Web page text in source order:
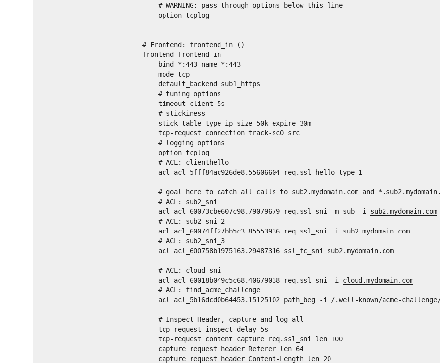
# WARNING: pass through options below this line
option tcplog
# Frontend: frontend_in ()
frontend frontend_in
bind *:443 name *:443
mode tcp
default_backend sub1_https
# tuning options
timeout client 5s
# stickiness
stick-table type ip size 50k expire 30m
tcp-request connection track-sc0 src
# logging options
option tcplog
# ACL: clienthello
acl acl_5fff84ac926de8.55606604 req.ssl_hello_type 1
# goal here to catch all calls to sub2.mydomain.com and
# ACL: sub2_sni
acl acl_60073cbe607c98.79079679 req.ssl_sni -m sub -i sub2.mydomain.com
# ACL: sub2_sni_2
acl acl_60074ff27bb5c3.85553936 req.ssl_sni -i sub2.mydomain.com
# ACL: sub2_sni_3
acl acl_600758b1975163.29487316 ssl_fc_sni sub2.mydomain.com
# ACL: cloud_sni
acl acl_60018b049c5c68.40679038 req.ssl_sni -i cloud.mydomain.com
# ACL: find_acme_challenge
acl acl_5b16dcd0b64453.15125102 path_beg -i /.well-known/acme-
# Inspect Header, capture and log all
tcp-request inspect-delay 5s
tcp-request content capture req.ssl_sni len 100
capture request header Referer len 64
capture request header Content-Length len 20